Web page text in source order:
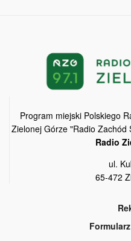
Program miejski Polskiego
Zielonej Górze "Radio Zachód
Radio
ul.
65-472